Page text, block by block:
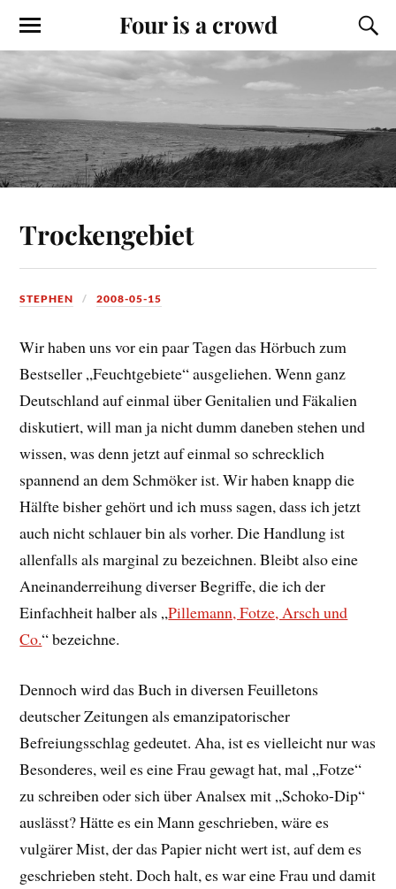
Four is a crowd
Trockengebiet
STEPHEN 2008-05-15
Wir haben uns vor ein paar Tagen das Hörbuch zum
Bestseller „Feuchtgebiete“ ausgeliehen. Wenn ganz
Deutschland auf einmal über Genitalien und Fäkalien
diskutiert, will man ja nicht dumm daneben stehen und
wissen, was denn jetzt auf einmal so schrecklich
spannend an dem Schmöker ist. Wir haben knapp die
Hälfte bisher gehört und ich muss sagen, dass ich jetzt
auch nicht schlauer bin als vorher. Die Handlung ist
allenfalls als marginal zu bezeichnen. Bleibt also eine
Aneinanderreihung diverser Begriffe, die ich der
Einfachheit halber als „Pillemann, Fotze, Arsch und
Co.“ bezeichne.
Dennoch wird das Buch in diversen Feuilletons
deutscher Zeitungen als emanzipatorischer
Befreiungsschlag gedeutet. Aha, ist es vielleicht nur was
Besonderes, weil es eine Frau gewagt hat, mal „Fotze“
zu schreiben oder sich über Analsex mit „Schoko-Dip“
auslässt? Hätte es ein Mann geschrieben, wäre es
vulgärer Mist, der das Papier nicht wert ist, auf dem es
geschrieben steht. Doch halt, es war eine Frau und damit